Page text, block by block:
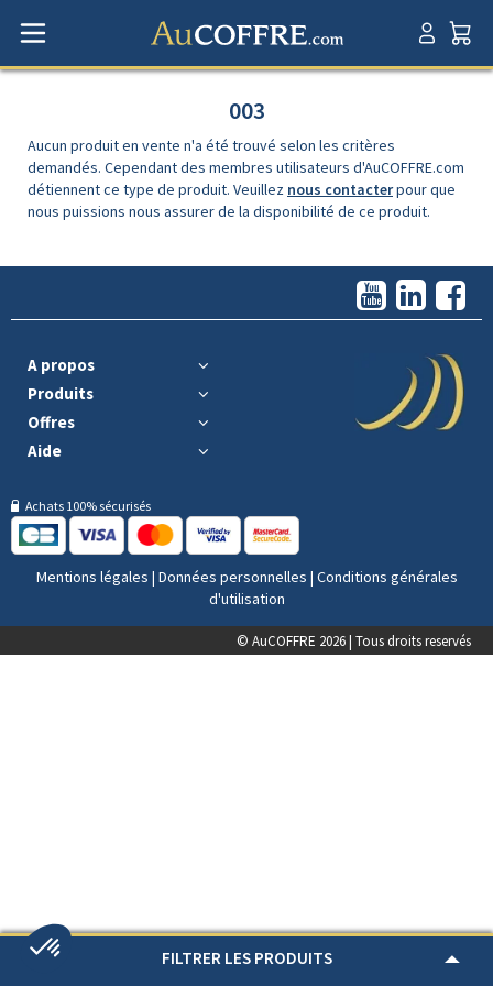
FILTRER LES PRODUITS
003
Aucun produit en vente n'a été trouvé selon les critères
demandés. Cependant des membres utilisateurs d'AuCOFFRE.com
détiennent ce type de produit. Veuillez nous contacterpour que
nous puissions nous assurer de la disponibilité de ce produit.
A propos
Produits
Offres
Aide
Achats 100% sécurisés
Mentions légales | Données personnelles | Conditions générales
d'utilisation
© AuCOFFRE 2026 | Tous droits reservés